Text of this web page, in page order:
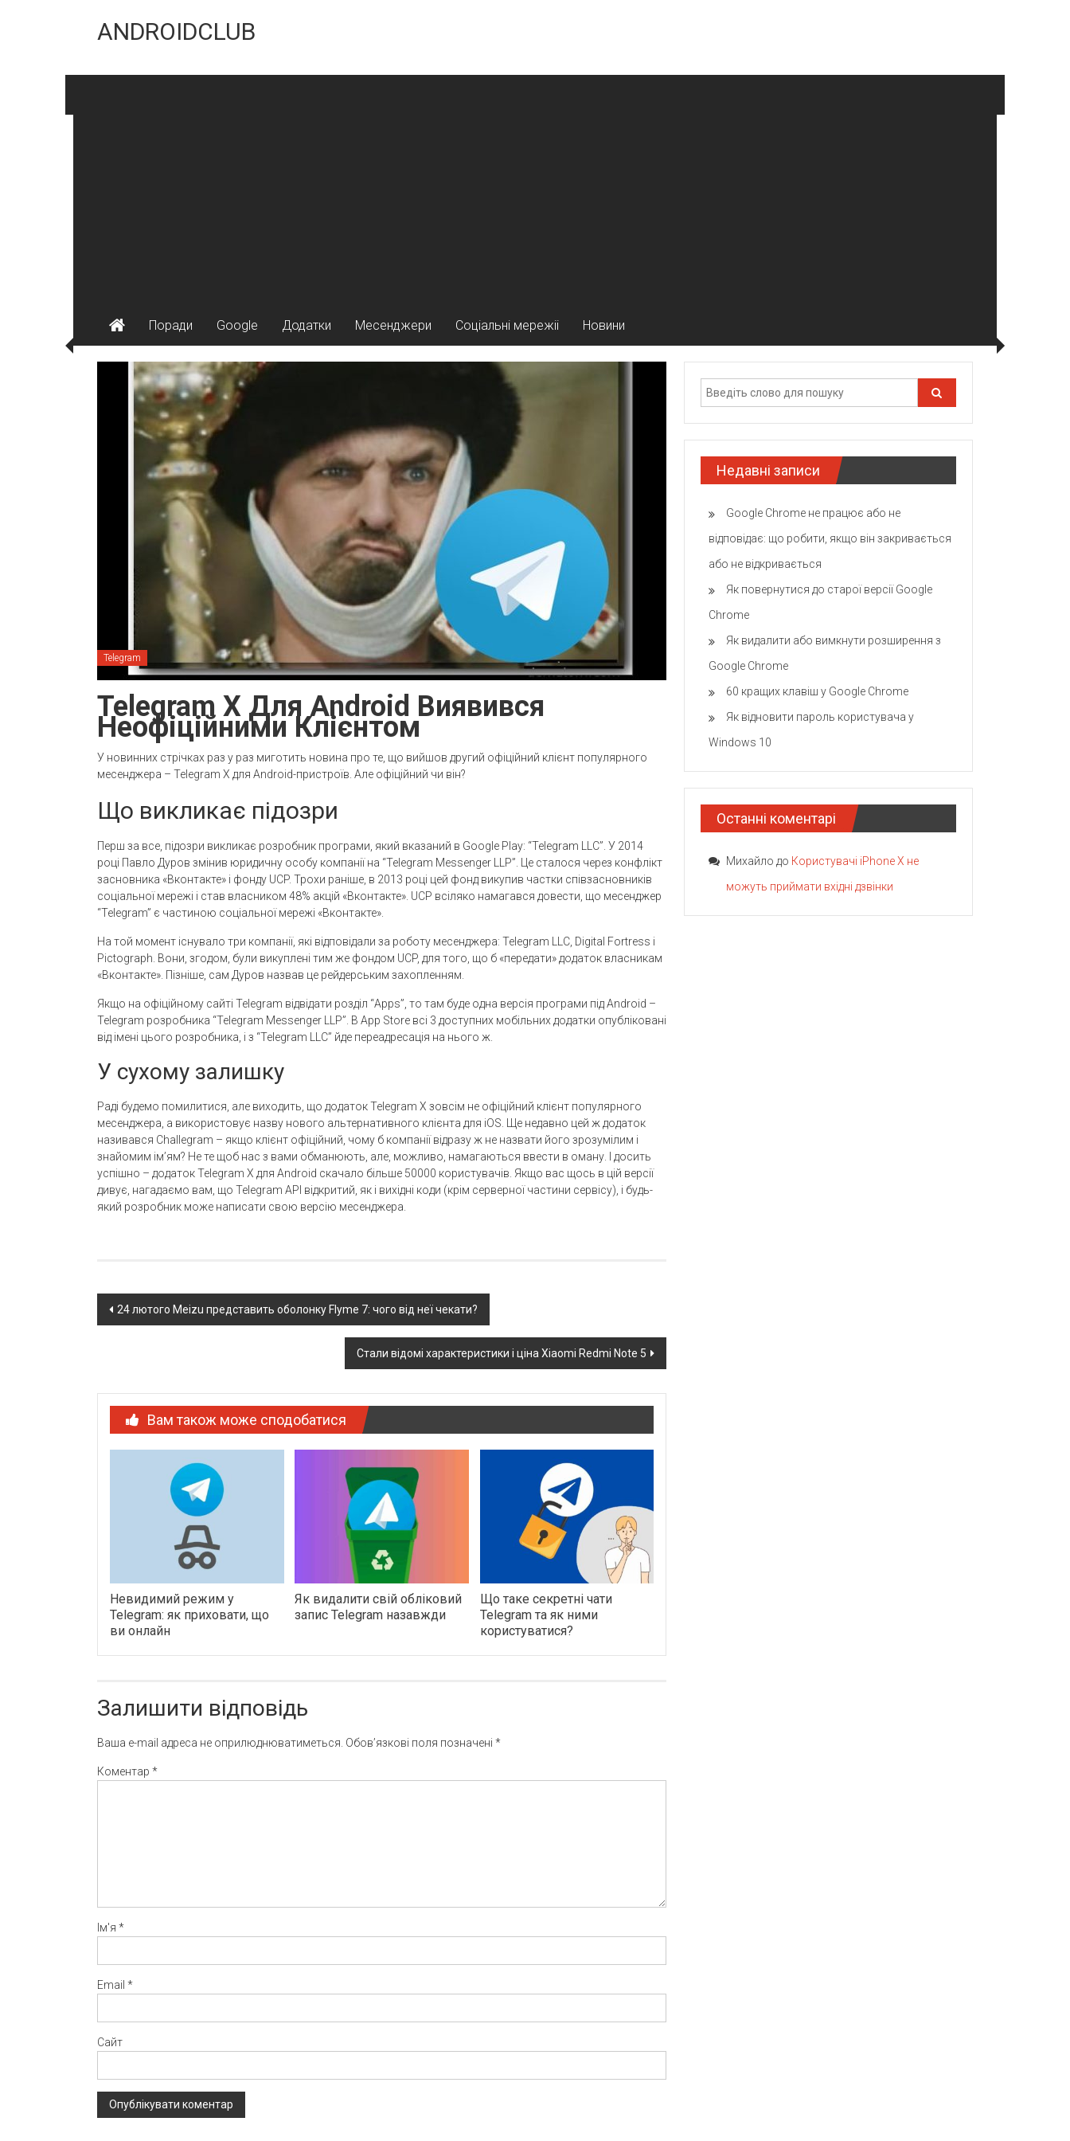
contentANDROIDCLUB
Поради Google Додатки Месенджери Соціальні мережіі Новини
Telegram
Telegram X Для Android Виявився
Неофіційними Клієнтом
У новинних стрічках раз у раз миготить новина про те, що вийшов другий офіційний клієнт популярного
месенджера – Telegram X для Android-пристроїв. Але офіційний чи він?
Що викликає підозри
Перш за все, підозри викликає розробник програми, який вказаний в Google Play: “Telegram LLC”. У 2014
році Павло Дуров змінив юридичну особу компанії на “Telegram Messenger LLP”. Це сталося через конфлікт
засновника «Вконтакте» і фонду UCP. Трохи раніше, в 2013 році цей фонд викупив частки співзасновників
соціальної мережі і став власником 48% акцій «Вконтакте». UCP всіляко намагався довести, що месенджер
“Telegram” є частиною соціальної мережі «Вконтакте».
На той момент існувало три компанії, які відповідали за роботу месенджера: Telegram LLC, Digital Fortress і
Pictograph. Вони, згодом, були викуплені тим же фондом UCP, для того, що б «передати» додаток власникам
«Вконтакте». Пізніше, сам Дуров назвав це рейдерським захопленням.
Якщо на офіційному сайті Telegram відвідати розділ “Apps”, то там буде одна версія програми під Android –
Telegram розробника “Telegram Messenger LLP”. В App Store всі 3 доступних мобільних додатки опубліковані
від імені цього розробника, і з “Telegram LLC” йде переадресація на нього ж.
У сухому залишку
Раді будемо помилитися, але виходить, що додаток Telegram X зовсім не офіційний клієнт популярного
месенджера, а використовує назву нового альтернативного клієнта для iOS. Ще недавно цей ж додаток
називався Challegram – якщо клієнт офіційний, чому б компанії відразу ж не назвати його зрозумілим і
знайомим ім’ям? Не те щоб нас з вами обманюють, але, можливо, намагаються ввести в оману. І досить
успішно – додаток Telegram X для Android скачало більше 50000 користувачів. Якщо вас щось в цій версії
дивує, нагадаємо вам, що Telegram API відкритий, як і вихідні коди (крім серверної частини сервісу), і будь-
який розробник може написати свою версію месенджера.
Post
24 лютого Meizu представить оболонку Flyme 7: чого від неї чекати?
Стали відомі характеристики і ціна Xiaomi Redmi Note 5
Вам також може сподобатися
Невидимий режим у
Telegram: як приховати, що
ви онлайн
Як видалити свій обліковий
запис Telegram назавжди
Що таке секретні чати
Telegram та як ними
користуватися?
Залишити відповідь
Ваша e-mail адреса не оприлюднюватиметься. Обов’язкові поля позначені *
Коментар *
Ім'я *
Email *
Сайт
Недавні записи
Google Chrome не працює або не
відповідає: що робити, якщо він закривається
або не відкривається
Як повернутися до старої версії Google
Chrome
Як видалити або вимкнути розширення з
Google Chrome
60 кращих клавіш у Google Chrome
Як відновити пароль користувача у
Windows 10
Останні коментарі
Михайло до Користувачі iPhone X не
можуть приймати вхідні дзвінки